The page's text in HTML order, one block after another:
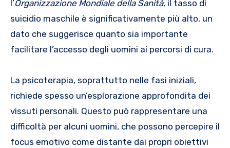
l’Organizzazione Mondiale della Sanità, il tasso di
suicidio maschile è significativamente più alto, un
dato che suggerisce quanto sia importante
facilitare l’accesso degli uomini ai percorsi di cura.
La psicoterapia, soprattutto nelle fasi iniziali,
richiede spesso un’esplorazione approfondita dei
vissuti personali. Questo può rappresentare una
difficoltà per alcuni uomini, che possono percepire il
focus emotivo come distante dai propri obiettivi